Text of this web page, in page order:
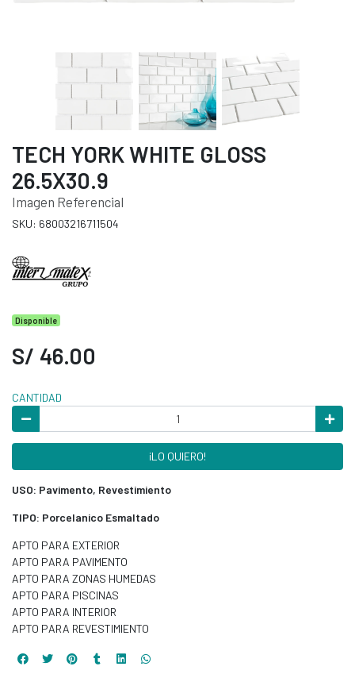
TECH YORK WHITE GLOSS
26.5X30.9
Imagen Referencial
SKU: 68003216711504
Disponible
S/ 46.00
CANTIDAD
¡LO QUIERO!
USO: Pavimento, Revestimiento
TIPO: Porcelanico Esmaltado
APTO PARA EXTERIOR
APTO PARA PAVIMENTO
APTO PARA ZONAS HUMEDAS
APTO PARA PISCINAS
APTO PARA INTERIOR
APTO PARA REVESTIMIENTO